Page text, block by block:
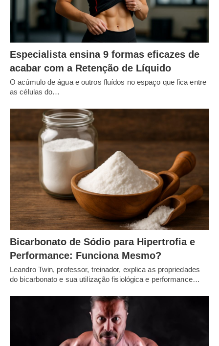
Especialista ensina 9 formas eficazes de
acabar com a Retenção de Líquido
O acúmulo de água e outros fluídos no espaço que fica entre
as células do…
Bicarbonato de Sódio para Hipertrofia e
Performance: Funciona Mesmo?
Leandro Twin, professor, treinador, explica as propriedades
do bicarbonato e sua utilização fisiológica e performance…